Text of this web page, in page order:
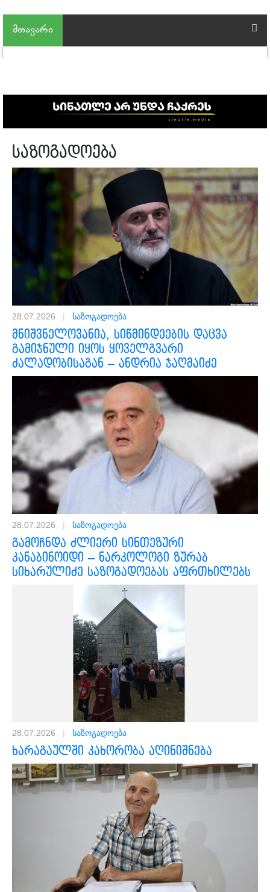
მთავარი
საზოგადოება
28.07.2026 | საზოგადოება
მნიშვნელოვანია, სიწმინდეების დაცვა
გამიჯნული იყოს ყოველგვარი
ძალადობისაგან – ანდრია ჯაღმაიძე
28.07.2026 | საზოგადოება
გამოჩნდა ძლიერი სინთეზური
კანაბინოიდი – ნარკოლოგი ზურაბ
სიხარულიძე საზოგადოებას აფრთხილებს
28.07.2026 | საზოგადოება
ხარაგაულში კახორობა აღინიშნება